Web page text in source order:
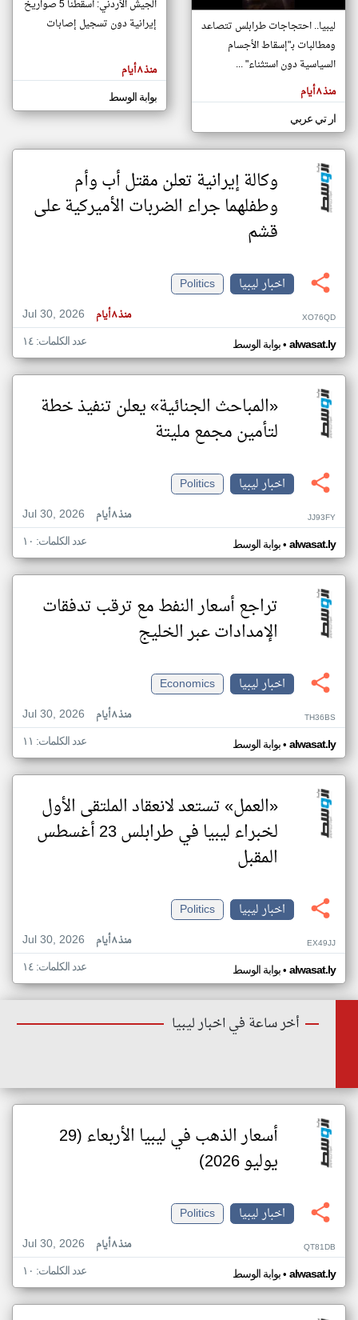
تغيير الدولة
مصادر الأخبار من ليبيا
اخبار ليبيا على مدار الساعة
أهم اخبار ليبيا العاجلة والمباشرة
الموجوده
هنا عن
وجهة
كاتبيها.
ليبيا.. احتجاجات طرابلس تتصاعد
ومطالبات بـ"إسقاط الأجسام
السياسية دون استثناء" ...
منذ ٨ أيام
ار تي عربي
الجيش الأردني: أسقطنا 5 صواريخ
إيرانية دون تسجيل إصابات
منذ ٨ أيام
بوابة الوسط
وكالة إيرانية تعلن مقتل أب وأم
وطفلهما جراء الضربات الأميركية على
قشم
اخبار ليبيا
Politics
Jul 30, 2026
منذ ٨ أيام XO76QD
بوابة الوسط• alwasat.ly عدد الكلمات: ١٤
«المباحث الجنائية» يعلن تنفيذ خطة
لتأمين مجمع مليتة
اخبار ليبيا
Politics
Jul 30, 2026
منذ ٨ أيام JJ93FY
بوابة الوسط• alwasat.ly عدد الكلمات: ١٠
تراجع أسعار النفط مع ترقب تدفقات
الإمدادات عبر الخليج
اخبار ليبيا
Economics
Jul 30, 2026
منذ ٨ أيام TH36BS
بوابة الوسط• alwasat.ly عدد الكلمات: ١١
«العمل» تستعد لانعقاد الملتقى الأول
لخبراء ليبيا في طرابلس 23 أغسطس
المقبل
اخبار ليبيا
Politics
Jul 30, 2026
منذ ٨ أيام EX49JJ
بوابة الوسط• alwasat.ly عدد الكلمات: ١٤
أخر ساعة في اخبار ليبيا
أسعار الذهب في ليبيا الأربعاء (29
يوليو 2026)
اخبار ليبيا
Politics
Jul 30, 2026
منذ ٨ أيام QT81DB
بوابة الوسط• alwasat.ly عدد الكلمات: ١٠
klyoum.com